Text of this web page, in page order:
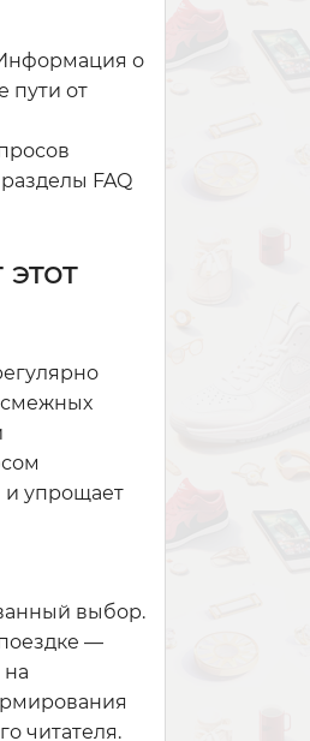
о
пути от
FAQ
смежных
и упрощает
выбор.
—
читателя.